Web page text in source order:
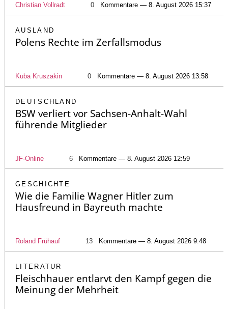
Christian Vollradt 0 Kommentare — 8. August 2026 15:37
AUSLAND
Polens Rechte im Zerfallsmodus
Kuba Kruszakin 0 Kommentare — 8. August 2026 13:58
DEUTSCHLAND
BSW verliert vor Sachsen-Anhalt-Wahl
führende Mitglieder
JF-Online 6 Kommentare — 8. August 2026 12:59
GESCHICHTE
Wie die Familie Wagner Hitler zum
Hausfreund in Bayreuth machte
Roland Frühauf 13 Kommentare — 8. August 2026 9:48
LITERATUR
Fleischhauer entlarvt den Kampf gegen die
Meinung der Mehrheit